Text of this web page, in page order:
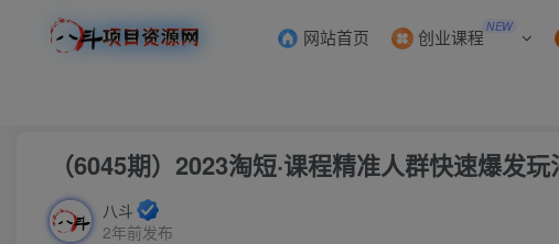
网站首页 创业课程 NEW
（6045期）2023淘短·课程精准人群快速爆发
八斗
2年前发布